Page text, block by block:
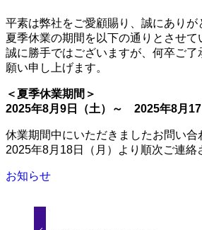
平素は弊社をご愛顧賜り、誠にありが
夏季休業の期間を以下の通りとさせて
誠に勝手ではございますが、何卒ご了
願い申し上げます。
＜夏季休業期間＞
2025年8月9日（土）～ 2025年8月17
休業期間中にいただきましたお問い合
2025年8月18日（月）より順次ご連絡
お知らせ